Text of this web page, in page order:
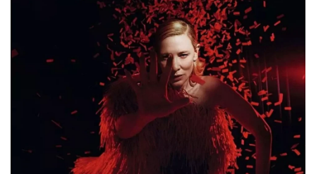
“എബിടിയുടെ നീക്കങ്ങൾ പാക് ഭീകരരേക്കാൾ
അപകടകരമാണ്. ബംഗ്ലാദേശിൽ നടപ്പിലാക്കിയ
അതേ അക്രമരാഷ്ട്രീയം ഭാരതത്തിലും
ആവർത്തിക്കാനാണ് ഇവർ ശ്രമിക്കുന്നത്. മതേതര
എഴുത്തുകാരെയും ചിന്തകരെയും, തുടർന്ന് രാഷ്ട്രീയ
നേതാക്കളെയും ലക്ഷ്യമിടാൻ പാകത്തിൽ ഒരു
സംഘത്തെ ഭാരതത്തിൽ വളർത്തിയെടുക്കുകയാണ്
ഇവരുടെ ലക്ഷ്യം.”
ഭാരതത്തിൽ പതിവ് പോലെ ബോംബ്